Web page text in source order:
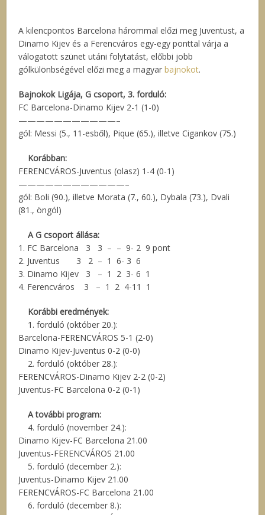
A kilencpontos Barcelona hárommal előzi meg Juventust, a
Dinamo Kijev és a Ferencváros egy-egy ponttal várja a
válogatott szünet utáni folytatást, előbbi jobb
gólkülönbségével előzi meg a magyarbajnokot.
Bajnokok Ligája, G csoport, 3. forduló:
FC Barcelona-Dinamo Kijev 2-1 (1-0)
———————————–
gól: Messi (5., 11-esből), Pique (65.), illetve Cigankov (75.)
Korábban:
FERENCVÁROS-Juventus (olasz) 1-4 (0-1)
————————————–
gól: Boli (90.), illetve Morata (7., 60.), Dybala (73.), Dvali
(81., öngól)
A G csoport állása:
1. FC Barcelona 3 3 – – 9- 2 9 pont
2. Juventus 3 2 – 1 6- 3 6
3. Dinamo Kijev 3 – 1 2 3- 6 1
4. Ferencváros 3 – 1 2 4-11 1
Korábbi eredmények:
1. forduló (október 20.):
Barcelona-FERENCVÁROS 5-1 (2-0)
Dinamo Kijev-Juventus 0-2 (0-0)
2. forduló (október 28.):
FERENCVÁROS-Dinamo Kijev 2-2 (0-2)
Juventus-FC Barcelona 0-2 (0-1)
A további program:
4. forduló (november 24.):
Dinamo Kijev-FC Barcelona 21.00
Juventus-FERENCVÁROS 21.00
5. forduló (december 2.):
Juventus-Dinamo Kijev 21.00
FERENCVÁROS-FC Barcelona 21.00
6. forduló (december 8.):